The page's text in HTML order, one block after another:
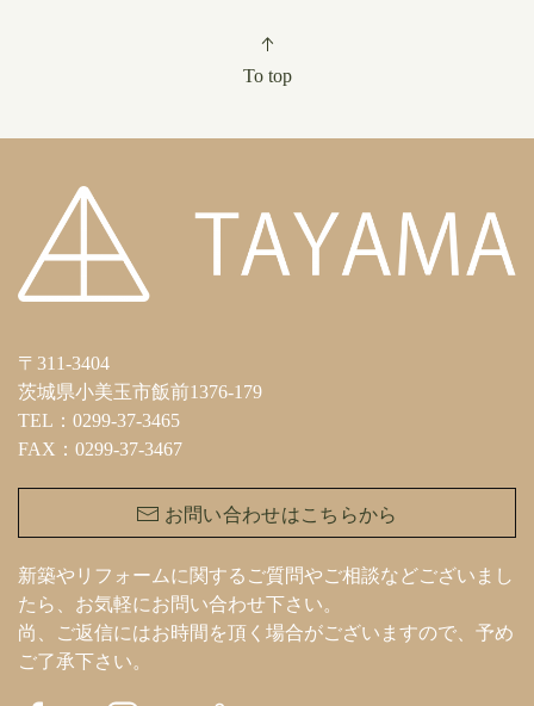
To top
〒311-3404
茨城県小美玉市飯前1376-179
TEL：0299-37-3465
FAX：0299-37-3467
お問い合わせはこちらから
新築やリフォームに関するご質問やご相談などございまし
たら、お気軽にお問い合わせ下さい。
尚、ご返信にはお時間を頂く場合がございますので、予め
ご了承下さい。